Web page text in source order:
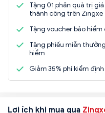
Tặng 01 phần quà trị
thành công trên Zingxe
Tặng voucher bảo
Tặng phiếu miễn
hiểm
Giảm 35% phí kiểm
Lợi ích khi mua qua